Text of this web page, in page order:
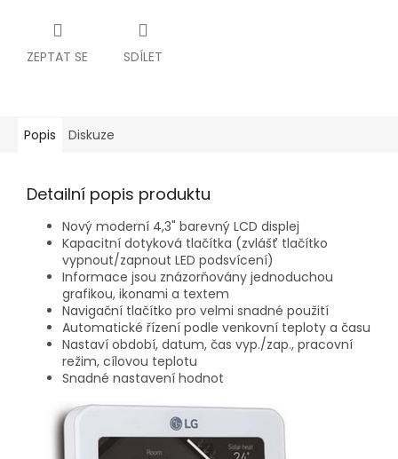
ZEPTAT SE SDÍLET
Popis Diskuze
Detailní popis produktu
Nový moderní 4,3" barevný LCD displej
Kapacitní dotyková tlačítka (zvlášť tlačítko
vypnout/zapnout LED podsvícení)
Informace jsou znázorňovány jednoduchou
grafikou, ikonami a textem
Navigační tlačítko pro velmi snadné použití
Automatické řízení podle venkovní teploty a času
Nastaví období, datum, čas vyp./zap., pracovní
režim, cílovou teplotu
Snadné nastavení hodnot